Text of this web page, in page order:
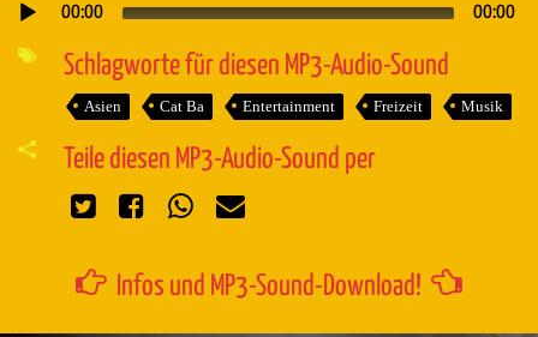
Audio-
00:00 00:00
Schlagworte für diesen MP3-Audio-Sound
Asien Cat Ba Entertainment Freizeit Musik
Teile diesen MP3-Audio-Sound per
Infos und MP3-Sound-Download!